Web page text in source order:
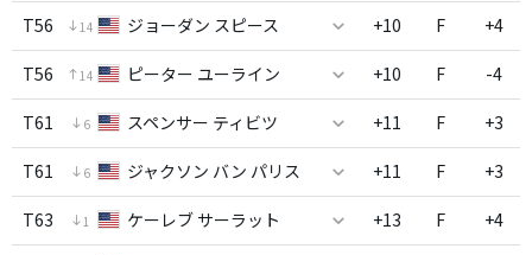
T56 14 ジョーダン スピース +10 F +4
T56 14 ピーター ユーライン +10 F -4
T61 6 スペンサー ティビツ +11 F +3
T61 6 ジャクソン バン パリス +11 F +3
T63 1 ケーレブ サーラット +13 F +4